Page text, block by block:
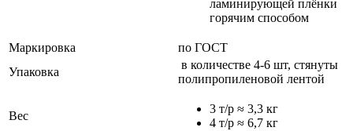
ламинирующей плёнки
горячим способом
Маркировка
по ГОСТ
Упаковка
в количестве 4-6 шт, стянуты
полипропиленовой лентой
Вес
3 т/р ≈ 3,3 кг
4 т/р ≈ 6,7 кг